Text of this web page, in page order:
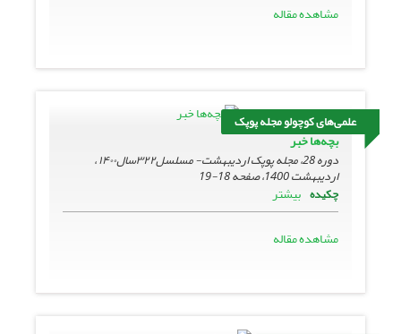
مشاهده مقاله
علمی‌های کوچولو مجله پوپک
بچه‌ها خبر
دوره 28، مجله پوپک اردیبهشت- مسلسل۳۲۲سال۱۴۰۰ ،
اردیبهشت 1400، صفحه
18-19
چکیده بیشتر
مشاهده مقاله